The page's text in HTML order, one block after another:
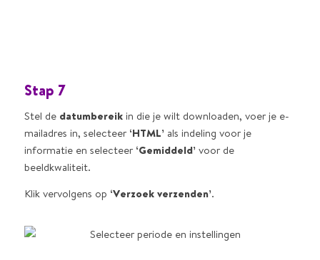
Stap 7
Stel de datumbereikin die je wilt downloaden, voer je e-
mailadres in, selecteer ‘HTML’ als indeling voor je
informatie en selecteer ‘Gemiddeld’ voor de
beeldkwaliteit.
Klik vervolgens op ‘Verzoek verzenden’.